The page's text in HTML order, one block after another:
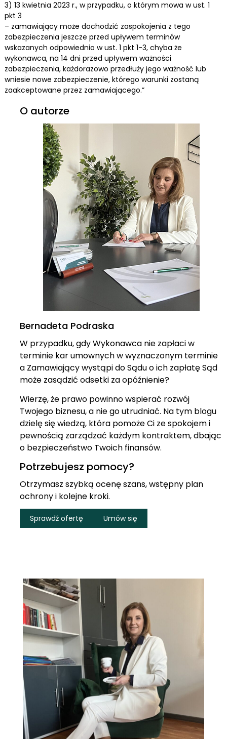
3) 13 kwietnia 2023 r., w przypadku, o którym mowa w ust. 1
pkt 3
– zamawiający może dochodzić zaspokojenia z tego
zabezpieczenia jeszcze przed upływem terminów
wskazanych odpowiednio w ust. 1 pkt 1-3, chyba że
wykonawca, na 14 dni przed upływem ważności
zabezpieczenia, każdorazowo przedłuży jego ważność lub
wniesie nowe zabezpieczenie, którego warunki zostaną
zaakceptowane przez zamawiającego.”
O autorze
Bernadeta Podraska
W przypadku, gdy Wykonawca nie zapłaci w
terminie kar umownych w wyznaczonym terminie
a Zamawiający wystąpi do Sądu o ich zapłatę Sąd
może zasądzić odsetki za opóźnienie?
Wierzę, że prawo powinno wspierać rozwój
Twojego biznesu, a nie go utrudniać. Na tym blogu
dzielę się wiedzą, która pomoże Ci ze spokojem i
pewnością zarządzać każdym kontraktem, dbając
o bezpieczeństwo Twoich finansów.
Potrzebujesz pomocy?
Otrzymasz szybką ocenę szans, wstępny plan
ochrony i kolejne kroki.
Sprawdź ofertę Umów się